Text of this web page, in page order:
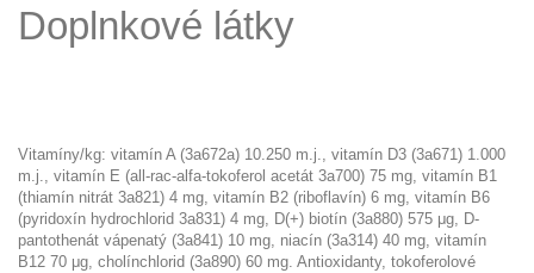
Doplnkové látky
Vitamíny/kg: vitamín A (3a672a) 10.250 m.j., vitamín D3 (3a671) 1.000
m.j., vitamín E (all-rac-alfa-tokoferol acetát 3a700) 75 mg, vitamín B1
(thiamín nitrát 3a821) 4 mg, vitamín B2 (riboflavín) 6 mg, vitamín B6
(pyridoxín hydrochlorid 3a831) 4 mg, D(+) biotín (3a880) 575 μg, D-
pantothenát vápenatý (3a841) 10 mg, niacín (3a314) 40 mg, vitamín
B12 70 μg, cholínchlorid (3a890) 60 mg. Antioxidanty, tokoferolové